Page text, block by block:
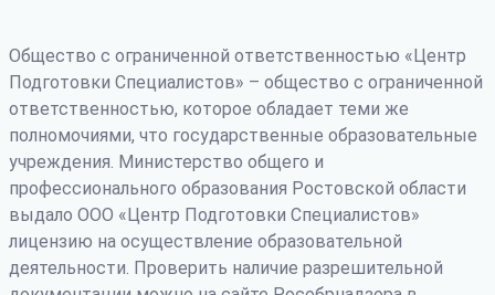
Общество с ограниченной ответственностью «Центр
Подготовки Специалистов» – общество с ограниченной
ответственностью, которое обладает теми же
полномочиями, что государственные образовательные
учреждения. Министерство общего и
профессионального образования Ростовской области
выдало ООО «Центр Подготовки Специалистов»
лицензию на осуществление образовательной
деятельности. Проверить наличие разрешительной